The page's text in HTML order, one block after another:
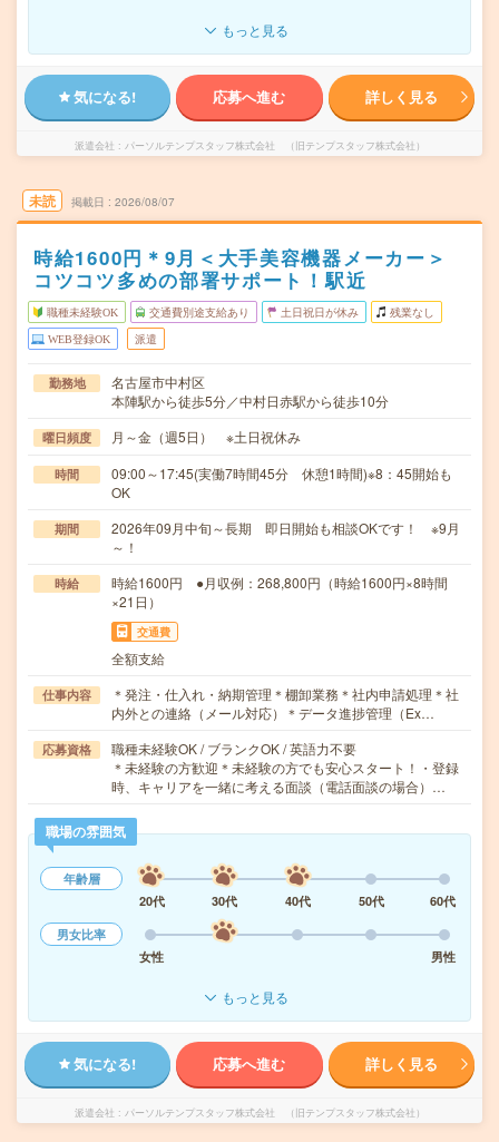
もっと見る
気になる! 応募へ進む 詳しく見る
派遣会社 パーソルテンプスタッフ株式会社 （旧テンプスタッフ株式会社）
未読 掲載日 2026/08/07
時給1600円＊9月＜大手美容機器メーカー＞
コツコツ多めの部署サポート！駅近
職種未経験OK 交通費別途支給あり 土日祝日が休み 残業なし
WEB登録OK 派遣
勤務地
名古屋市中村区
本陣駅から徒歩5分／中村日赤駅から徒歩10分
曜日頻度 月～金（週5日） ※土日祝休み
時間
09:00～17:45(実働7時間45分 休憩1時間)※8：45開始も
OK
期間
2026年09月中旬～長期 即日開始も相談OKです！ ※9月
～！
時給
時給1600円 ●月収例：268,800円（時給1600円×8時間
×21日）
交通費
全額支給
仕事内容
＊発注・仕入れ・納期管理＊棚卸業務＊社内申請処理＊社
内外との連絡（メール対応）＊データ進捗管理（Ex…
応募資格
職種未経験OK / ブランクOK / 英語力不要
＊未経験の方歓迎＊未経験の方でも安心スタート！・登録
時、キャリアを一緒に考える面談（電話面談の場合）…
職場の雰囲気
年齢層
20代
30代 40代 50代
60代
男女比率
女性
男性
もっと見る
気になる! 応募へ進む 詳しく見る
派遣会社 パーソルテンプスタッフ株式会社 （旧テンプスタッフ株式会社）